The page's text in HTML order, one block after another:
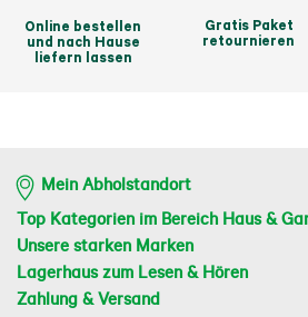
Online bestellen
und nach Hause
liefern lassen
Gratis Paket
retournieren
Mein Abholstandort
Top Kategorien im Bereich Haus &
Unsere starken Marken
Lagerhaus zum Lesen & Hören
Zahlung & Versand